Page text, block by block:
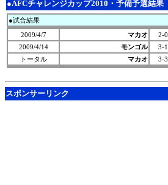
●AFCチャレンジカップ2010・予備予選結果
●試合結果
2009/4/7
マカオ 2-0
2009/4/14
モンゴル 3-1
トータル
マカオ 3-3
スポンサーリンク